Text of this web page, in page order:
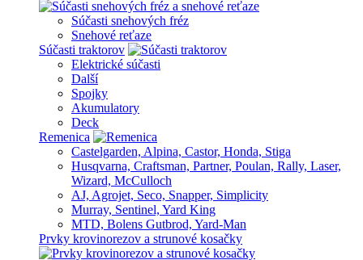
Súčasti snehových fréz
Snehové reťaze
Súčasti traktorov
Elektrické súčasti
Další
Spojky
Akumulatory
Deck
Remenica
Castelgarden, Alpina, Castor, Honda, Stiga
Husqvarna, Craftsman, Partner, Poulan, Rally, Laser,
Wizard, McCulloch
AJ, Agrojet, Seco, Snapper, Simplicity
Murray, Sentinel, Yard King
MTD, Bolens Gutbrod, Yard-Man
Prvky krovinorezov a strunové kosačky